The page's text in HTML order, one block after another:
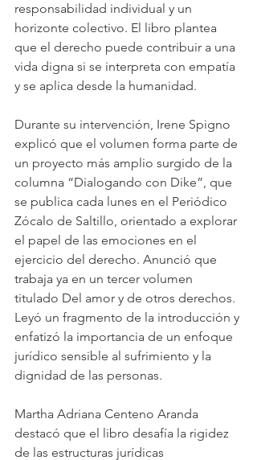
responsabilidad individual y un
horizonte colectivo. El libro plantea
que el derecho puede contribuir a una
vida digna si se interpreta con empatía
y se aplica desde la humanidad.
Durante su intervención, Irene Spigno
explicó que el volumen forma parte de
un proyecto más amplio surgido de la
columna “Dialogando con Dike”, que
se publica cada lunes en el Periódico
Zócalo de Saltillo, orientado a explorar
el papel de las emociones en el
ejercicio del derecho. Anunció que
trabaja ya en un tercer volumen
titulado Del amor y de otros derechos.
Leyó un fragmento de la introducción y
enfatizó la importancia de un enfoque
jurídico sensible al sufrimiento y la
dignidad de las personas.
Martha Adriana Centeno Aranda
destacó que el libro desafía la rigidez
de las estructuras jurídicas